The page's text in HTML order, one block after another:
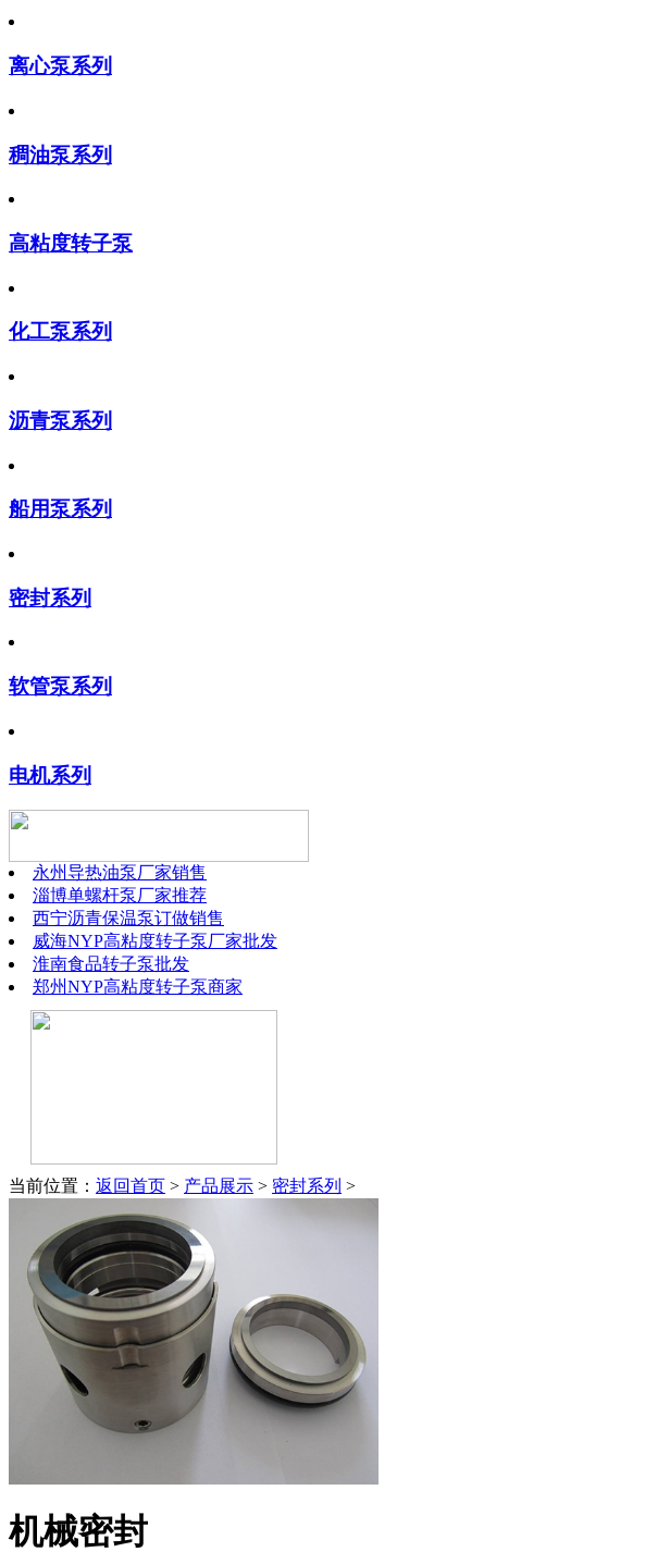
离心泵系列
稠油泵系列
高粘度转子泵
化工泵系列
沥青泵系列
船用泵系列
密封系列
软管泵系列
电机系列
永州导热油泵厂家销售
淄博单螺杆泵厂家推荐
西宁沥青保温泵订做销售
威海NYP高粘度转子泵厂家批发
淮南食品转子泵批发
郑州NYP高粘度转子泵商家
当前位置： 返回首页 > 产品展示 > 密封系列 >
机械密封